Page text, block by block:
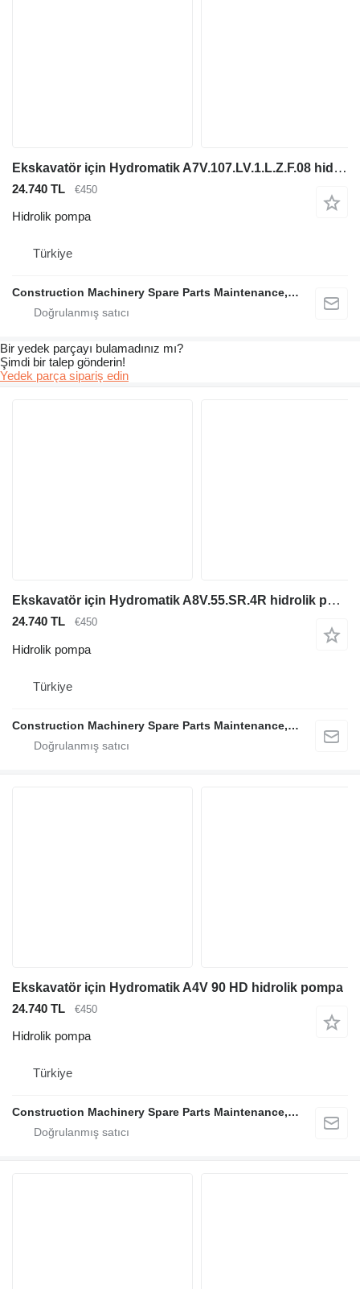
Ekskavatör için Hydromatik A7V.107.LV.1.L.Z.F.08 hidrolik pompa
24.740 TL €450
Hidrolik pompa
Türkiye
Construction Machinery Spare Parts Maintenance, Repair and Sales Company
Bir yedek parçayı bulamadınız mı?
Şimdi bir talep gönderin!
Yedek parça sipariş edin
Ekskavatör için Hydromatik A8V.55.SR.4R hidrolik pompa
24.740 TL €450
Hidrolik pompa
Türkiye
Construction Machinery Spare Parts Maintenance, Repair and Sales Company
Ekskavatör için Hydromatik A4V 90 HD hidrolik pompa
24.740 TL
€450
Hidrolik pompa
Türkiye
Construction Machinery Spare Parts Maintenance, Repair and Sales Company